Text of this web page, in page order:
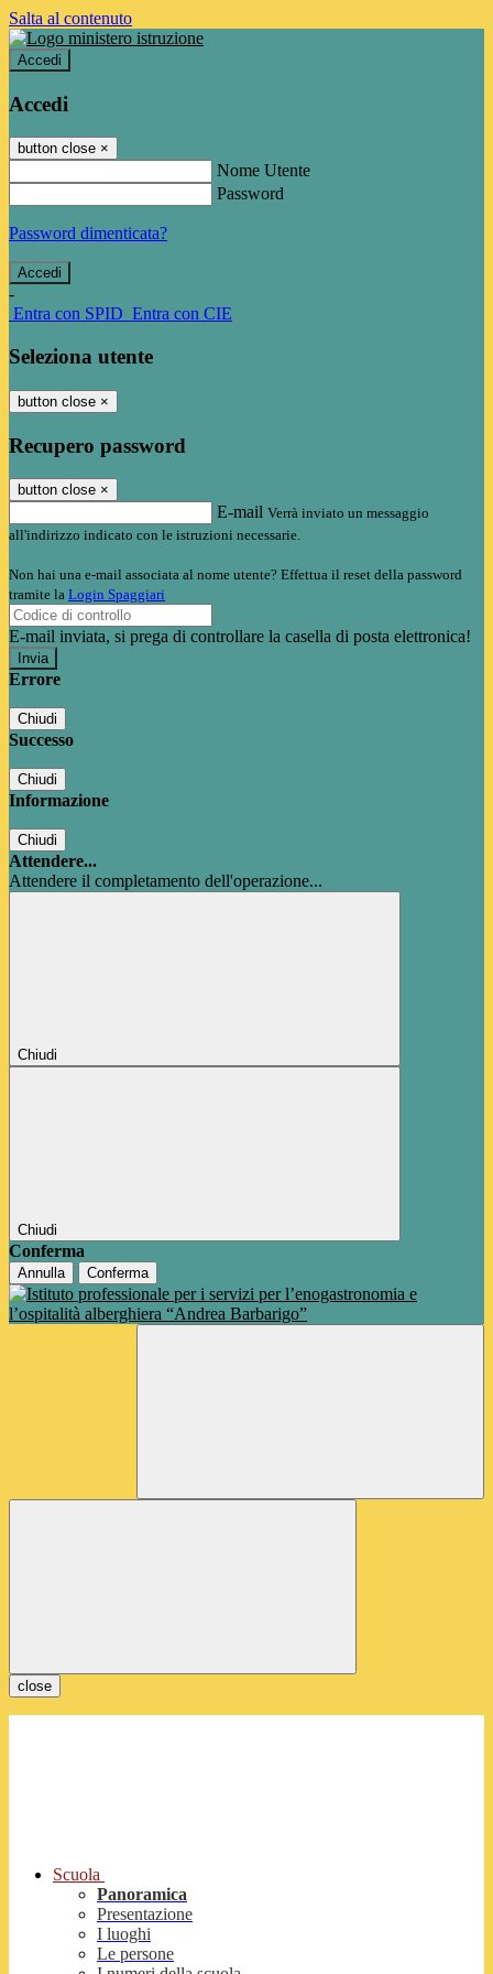
Salta al contenuto
Accedi
Accedi
button close ×
Nome Utente
Password
Password dimenticata?
-
Entra con SPID Entra con CIE
Seleziona utente
button close ×
Recupero password
button close ×
E-mail Verrà inviato un messaggio
all'indirizzo indicato con le istruzioni necessarie.
Non hai una e-mail associata al nome utente? Effettua il reset della password
tramite la Login Spaggiari
E-mail inviata, si prega di controllare la casella di posta elettronica!
Errore
Chiudi
Successo
Chiudi
Informazione
Chiudi
Attendere...
Attendere il completamento dell'operazione...
Chiudi
Chiudi
Conferma
Annulla Conferma
close
Scuola
Panoramica
Presentazione
I luoghi
Le persone